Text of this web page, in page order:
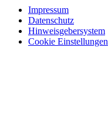
Impressum
Datenschutz
Hinweisgebersystem
Cookie Einstellungen